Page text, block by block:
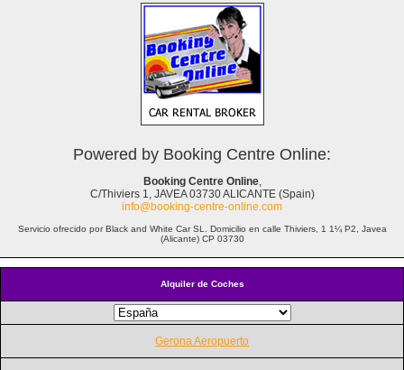
Alquiler de Coches
Gerona Aeropuerto
Powered by Booking Centre Online:
Booking Centre Online,
C/Thiviers 1, JAVEA 03730 ALICANTE (Spain)
info@booking-centre-online.com
Servicio ofrecido por Black and White Car SL. Domicilio en calle Thiviers, 1 1¼ P2, Javea
(Alicante) CP 03730